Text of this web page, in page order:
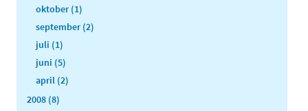
oktober (1)
september (2)
juli (1)
juni (5)
april (2)
2008 (8)